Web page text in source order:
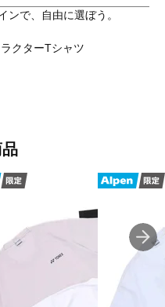
で、自由に選ぼう。
クターTシャツ